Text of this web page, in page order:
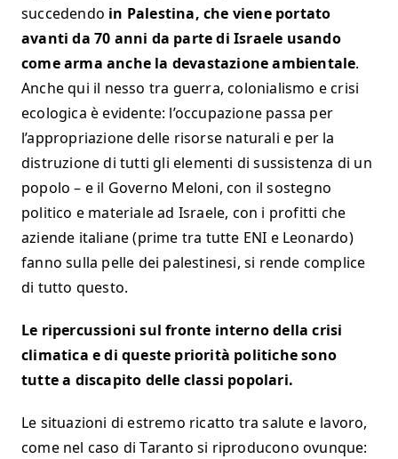
succedendo in Palestina, che viene portato
avanti da 70 anni da parte di Israele usando
come arma anche la devastazione ambientale.
Anche qui il nesso tra guerra, colonialismo e crisi
ecologica è evidente: l’occupazione passa per
l’appropriazione delle risorse naturali e per la
distruzione di tutti gli elementi di sussistenza di un
popolo – e il Governo Meloni, con il sostegno
politico e materiale ad Israele, con i profitti che
aziende italiane (prime tra tutte ENI e Leonardo)
fanno sulla pelle dei palestinesi, si rende complice
di tutto questo.
Le ripercussioni sul fronte interno della crisi
climatica e di queste priorità politiche sono
tutte a discapito delle classi popolari.
Le situazioni di estremo ricatto tra salute e lavoro,
come nel caso di Taranto si riproducono ovunque: